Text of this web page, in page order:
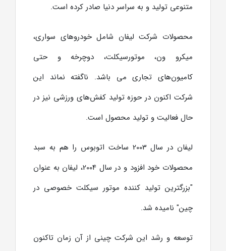
متنوعی تولید و به سراسر دنیا صادر کرده است.
محصولات شرکت لیفان شامل خودروهای سواری،
میکرو ون، موتورسیکلت، دوچرخه و حتی
کامیون‌های تجاری می باشد. ناگفته نماند این
شرکت اکنون در حوزه تولید کفش‌های ورزشی نیز در
حال فعالیت و تولید محصول است.
لیفان در سال 2003 ساخت اتوبوس را هم به سبد
محصولات خود افزود و در سال 2004، لیفان به عنوان
"بزرگترین تولید کننده موتور سیکلت خصوصی در
چین" نامیده شد.
توسعه و رشد این شرکت چینی از آن زمان تاکنون